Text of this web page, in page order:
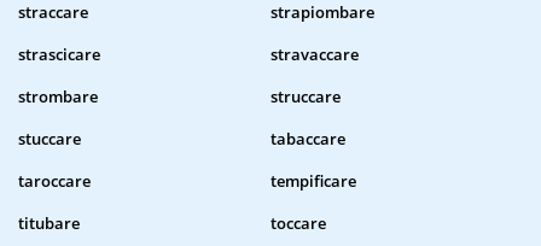
straccare
strapiombare
strascicare
stravaccare
strombare
struccare
stuccare
tabaccare
taroccare
tempificare
titubare
toccare